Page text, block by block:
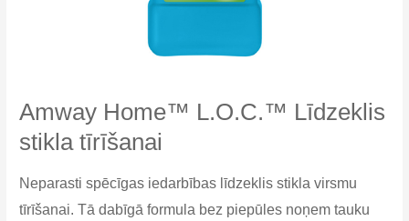
Amway Home™ L.O.C.™ Līdzeklis
stikla tīrīšanai
Neparasti spēcīgas iedarbības līdzeklis stikla virsmu
tīrīšanai. Tā dabīgā formula bez piepūles noņem tauku